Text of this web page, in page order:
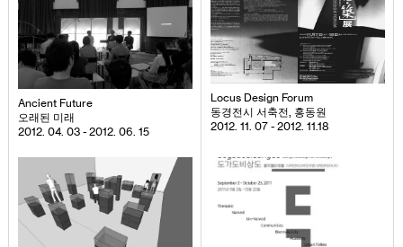
Ancient Future
오래된 미래
2012. 04. 03 - 2012. 06. 15
Locus Design Forum
동경전시 서축전, 홍동원
2012. 11. 07 - 2012. 11.18